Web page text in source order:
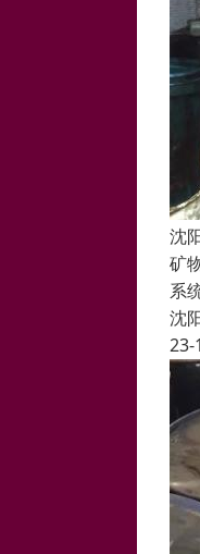
沈
矿
系
沈
23-